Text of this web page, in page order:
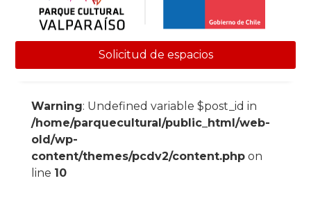
Solicitud de espacios
Warning: Undefined variable $post_id in
/home/parquecultural/public_html/web-
old/wp-
content/themes/pcdv2/content.phpon
line 10